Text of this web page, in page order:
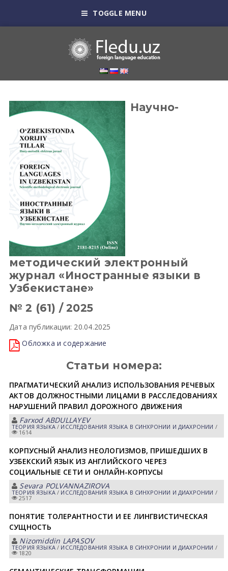
TOGGLE MENU
Научно-
методический электронный
журнал «Иностранные языки в
Узбекистане»
№ 2 (61) / 2025
Дата публикации: 20.04.2025
Обложка и содержание
Статьи номера:
ПРАГМАТИЧЕСКИЙ АНАЛИЗ ИСПОЛЬЗОВАНИЯ РЕЧЕВЫХ
АКТОВ ДОЛЖНОСТНЫМИ ЛИЦАМИ В РАССЛЕДОВАНИЯХ
НАРУШЕНИЙ ПРАВИЛ ДОРОЖНОГО ДВИЖЕНИЯ
Farxod ABDULLAYEV
ТЕОРИЯ ЯЗЫКА/ ИССЛЕДОВАНИЯ ЯЗЫКА В СИНХРОНИИ И ДИАХРОНИИ /
1614
КОРПУСНЫЙ АНАЛИЗ НЕОЛОГИЗМОВ, ПРИШЕДШИХ В
УЗБЕКСКИЙ ЯЗЫК ИЗ АНГЛИЙСКОГО ЧЕРЕЗ
СОЦИАЛЬНЫЕ СЕТИ И ОНЛАЙН-КОРПУСЫ
Sevara POLVANNAZIROVA
ТЕОРИЯ ЯЗЫКА/ ИССЛЕДОВАНИЯ ЯЗЫКА В СИНХРОНИИ И ДИАХРОНИИ /
2517
ПОНЯТИЕ ТОЛЕРАНТНОСТИ И ЕЕ ЛИНГВИСТИЧЕСКАЯ
СУЩНОСТЬ
Nizomiddin LAPASOV
ТЕОРИЯ ЯЗЫКА/ ИССЛЕДОВАНИЯ ЯЗЫКА В СИНХРОНИИ И ДИАХРОНИИ /
1820